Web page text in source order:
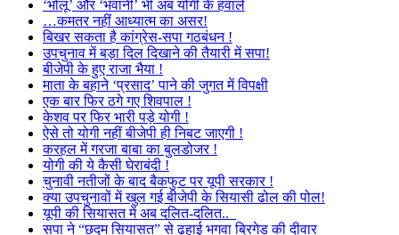
‘भोलू’ और ‘भवानी’ भी अब योगी के हवाले
…कमतर नहीं आध्यात्म का असर!
बिखर सकता है कांग्रेस-सपा गठबंधन !
उपचुनाव में बड़ा दिल दिखाने की तैयारी में सपा!
बीजेपी के हुए राजा भैया !
माता के बहाने ‘प्रसाद’ पाने की जुगत में विपक्षी
एक बार फिर ठगे गए शिवपाल !
केशव पर फिर भारी पड़े योगी !
ऐसे तो योगी नहीं बीजेपी ही निबट जाएगी !
करहल में गरजा बाबा का बुलडोजर !
योगी की ये कैसी घेराबंदी !
चुनावी नतीजों के बाद बैकफुट पर यूपी सरकार !
क्या उपचुनावों में खुल गई बीजेपी के सियासी ढोल की पोल!
यूपी की सियासत में अब दलित-दलित..
सपा ने “छद्म सियासत” से ढहाई भगवा ब्रिगेड की दीवार